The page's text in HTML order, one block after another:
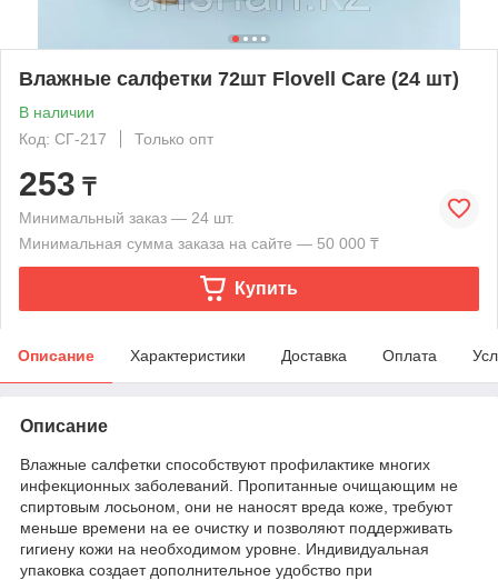
Влажные салфетки 72шт Flovell Care (24 шт)
В наличии
Код: СГ-217
Только опт
253 ₸
Минимальный заказ — 24 шт.
Минимальная сумма заказа на сайте — 50 000 ₸
Купить
Описание Характеристики Доставка Оплата
Описание
Влажные салфетки способствуют профилактике многих
инфекционных заболеваний. Пропитанные очищающим не
спиртовым лосьоном, они не наносят вреда коже, требуют
меньше времени на ее очистку и позволяют поддерживать
гигиену кожи на необходимом уровне. Индивидуaльнaя
упaкoвкa coздaeт дoпoлнитeльнoe удoбcтвo пpи